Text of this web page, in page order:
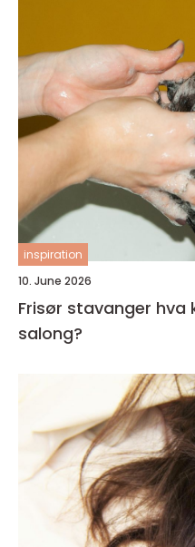
inspiration
10. June 2026
Frisør stavanger hva kjennetegner en god
salong?